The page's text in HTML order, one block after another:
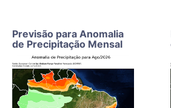
Previsão para Anomalia
de Precipitação Mensal